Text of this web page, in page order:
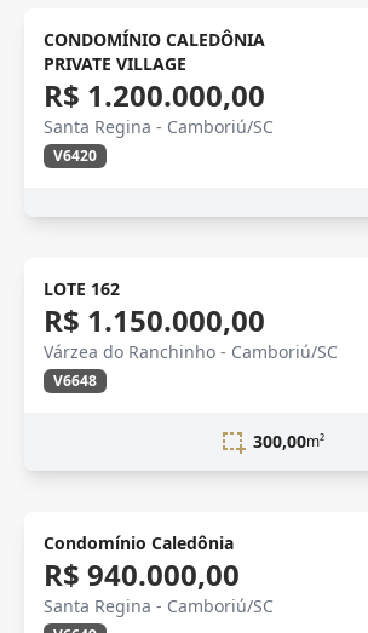
CONDOMÍNIO CALEDÔNIA
PRIVATE VILLAGE
R$ 1.200.000,00
Santa Regina - Camboriú/SC
V6420
LOTE 162
R$ 1.150.000,00
Várzea do Ranchinho - Camboriú/SC
V6648
300,00m²
Condomínio Caledônia
R$ 940.000,00
Santa Regina - Camboriú/SC